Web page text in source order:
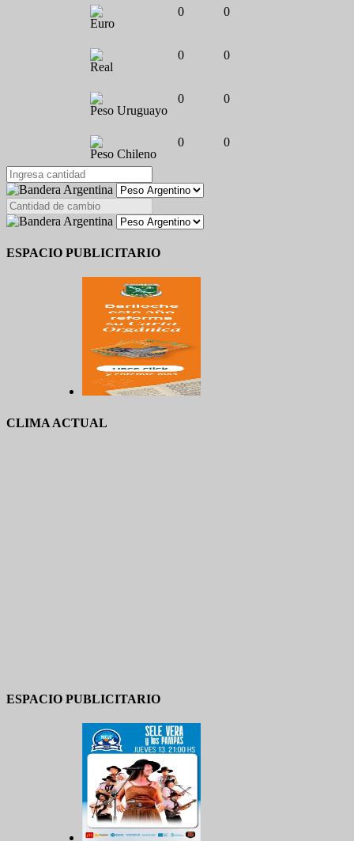
Euro
0 0
Real
0 0
Peso Uruguayo
0 0
Peso Chileno
0 0
ESPACIO PUBLICITARIO
CLIMA ACTUAL
ESPACIO PUBLICITARIO